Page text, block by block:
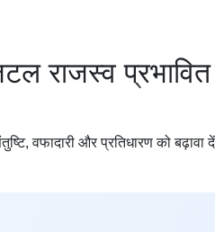
राजस्व
वफादारी और प्रतिधारण को बढ़ावा